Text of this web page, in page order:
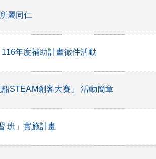
屬同仁
年度補助計畫徵件活動
STEAM創客大賽」 活動簡章
班」實施計畫